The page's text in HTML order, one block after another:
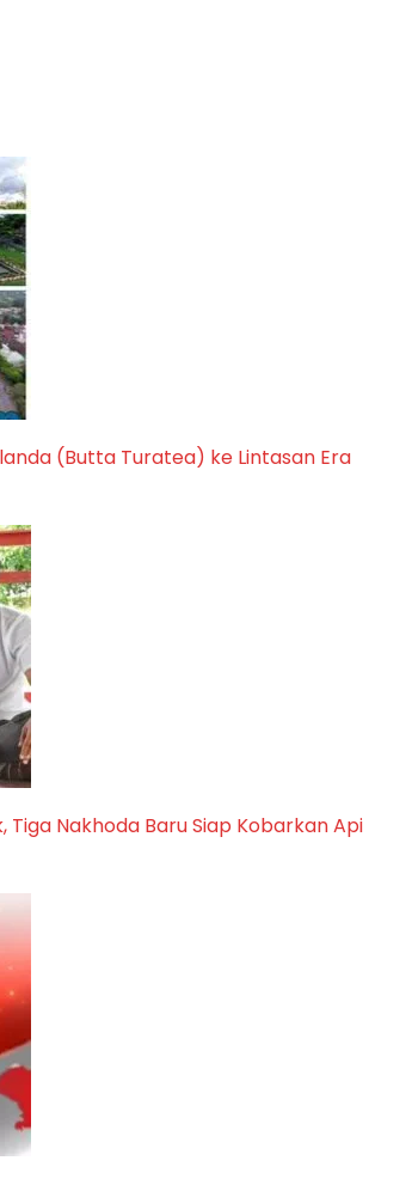
(Butta Turatea) ke Lintasan Era
Nakhoda Baru Siap Kobarkan Api